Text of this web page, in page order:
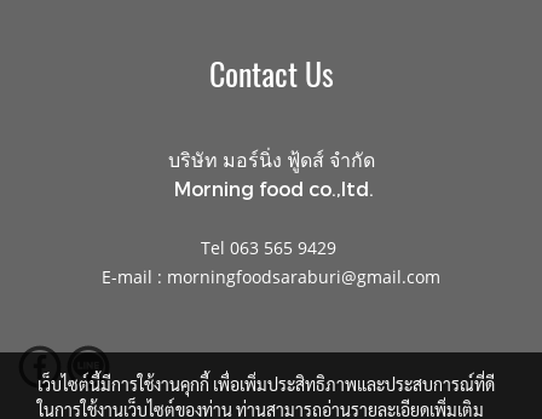
Contact Us
บริษัท มอร์นิ่ง ฟู้ดส์ จำกัด
Morning food co.,ltd.
Tel 063 565 9429
E-mail : morningfoodsaraburi@gmail.com
เว็บไซต์นี้มีการใช้งานคุกกี้ เพื่อเพิ่มประสิทธิภาพและประสบการณ์ที่ดี
ในการใช้งานเว็บไซต์ของท่าน ท่านสามารถอ่านรายละเอียดเพิ่มเติม